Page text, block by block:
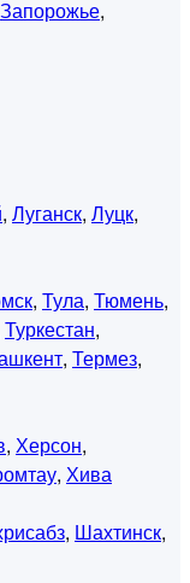
Запорожье,
, Луганск, Луцк,
, Тула, Тюмень,
Туркестан,
, Термез,
, Херсон,
, Хива
, Шахтинск,